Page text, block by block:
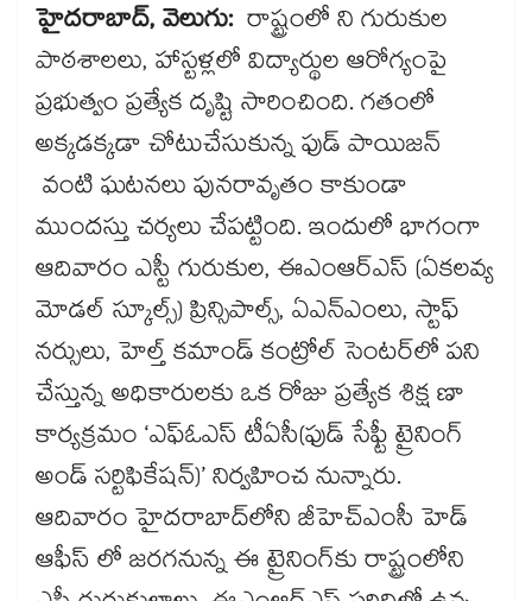
హైదరాబాద్, వెలుగు:రాష్ట్రంలో ని గురుకుల
పాఠశాలలు, హాస్టళ్లలో విద్యార్థుల ఆరోగ్యంపై
ప్రభుత్వం ప్రత్యేక దృష్టి సారించింది. గతంలో
అక్కడక్కడా చోటుచేసుకున్న ఫుడ్ పాయిజన్
వంటి ఘటనలు పునరావృతం కాకుండా
ముందస్తు చర్యలు చేపట్టింది. ఇందులో భాగంగా
ఆదివారం ఎస్టీ గురుకుల, ఈఎంఆర్ఎస్ (ఏకలవ్య
మోడల్ స్కూల్స్) ప్రిన్సిపాల్స్, ఏఎన్ఎంలు, స్టాఫ్
నర్సులు, హెల్త్ కమాండ్ కంట్రోల్ సెంటర్‌‌లో పని
చేస్తున్న అధికారులకు ఒక రోజు ప్రత్యేక శిక్ష ణా
కార్యక్రమం ‘ఎఫ్ఓఎస్ టీఏసీ(ఫుడ్ సేఫ్టీ ట్రైనింగ్
అండ్ సర్టిఫికేషన్)’ నిర్వహించ నున్నారు.
ఆదివారం హైదరాబాద్​లోని జీహెచ్ఎంసీ హెడ్
ఆఫీస్ లో జరగనున్న ఈ ట్రైనింగ్​కు రాష్ట్రంలోని